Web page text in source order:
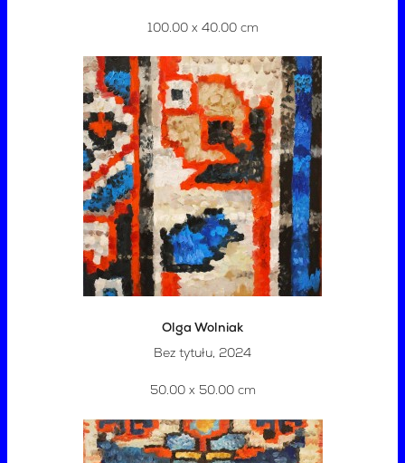
100.00 x 40.00 cm
Olga Wolniak
Bez tytułu, 2024
50.00 x 50.00 cm